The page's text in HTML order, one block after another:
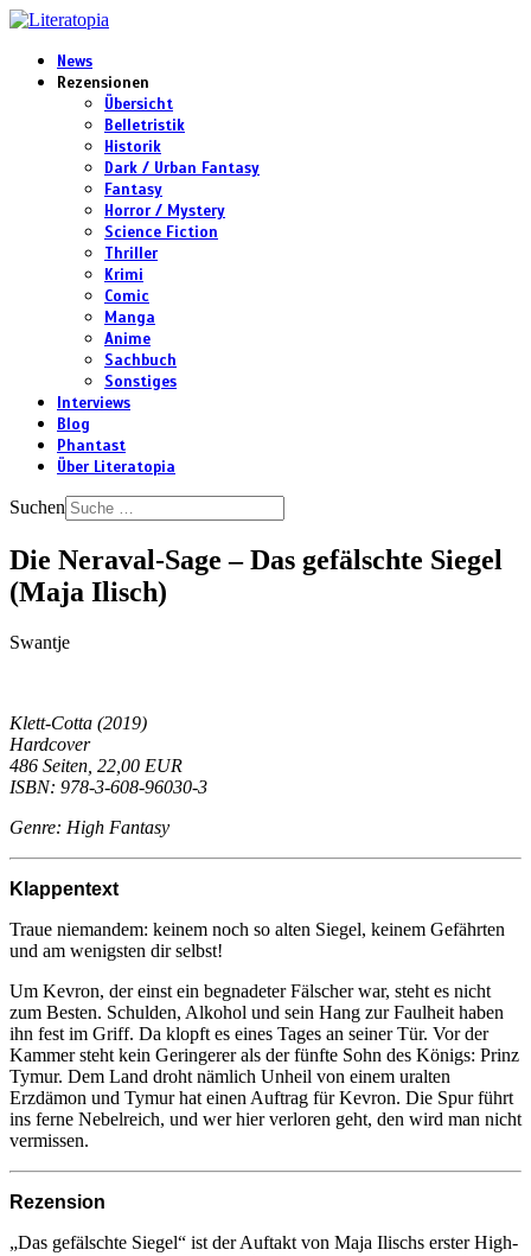
News
Rezensionen
Übersicht
Belletristik
Historik
Dark / Urban Fantasy
Fantasy
Horror / Mystery
Science Fiction
Thriller
Krimi
Comic
Manga
Anime
Sachbuch
Sonstiges
Interviews
Blog
Phantast
Über Literatopia
Suchen
Die Neraval-Sage – Das gefälschte Siegel
(Maja Ilisch)
Swantje
Klett-Cotta (2019)
Hardcover
486 Seiten, 22,00 EUR
ISBN: 978-3-608-96030-3
Genre: High Fantasy
Klappentext
Traue niemandem: keinem noch so alten Siegel, keinem Gefährten
und am wenigsten dir selbst!
Um Kevron, der einst ein begnadeter Fälscher war, steht es nicht
zum Besten. Schulden, Alkohol und sein Hang zur Faulheit haben
ihn fest im Griff. Da klopft es eines Tages an seiner Tür. Vor der
Kammer steht kein Geringerer als der fünfte Sohn des Königs: Prinz
Tymur. Dem Land droht nämlich Unheil von einem uralten
Erzdämon und Tymur hat einen Auftrag für Kevron. Die Spur führt
ins ferne Nebelreich, und wer hier verloren geht, den wird man nicht
vermissen.
Rezension
„Das gefälschte Siegel“ ist der Auftakt von Maja Ilischs erster High-